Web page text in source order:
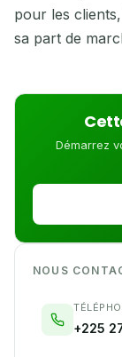
pour les
sa part de
Démarrez
NOUS
+225